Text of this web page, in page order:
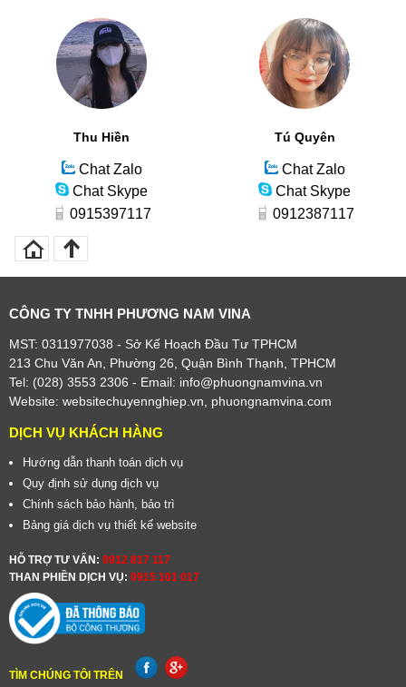
Thu Hiền
Chat Zalo
Chat Skype
0915397117
Tú Quyên
Chat Zalo
Chat Skype
0912387117
CÔNG TY TNHH PHƯƠNG NAM VINA
MST: 0311977038 - Sở Kế Hoạch Đầu Tư TPHCM
213 Chu Văn An, Phường 26, Quận Bình Thạnh, TPHCM
Tel: (028) 3553 2306 - Email: info@phuongnamvina.vn
Website: websitechuyennghiep.vn, phuongnamvina.com
DỊCH VỤ KHÁCH HÀNG
Hướng dẫn thanh toán dịch vụ
Quy định sử dụng dịch vụ
Chính sách bảo hành, bảo trì
Bảng giá dịch vụ thiết kế website
HỖ TRỢ TƯ VẤN: 0912 817 117
THAN PHIỀN DỊCH VỤ: 0915 101 017
TÌM CHÚNG TÔI TRÊN